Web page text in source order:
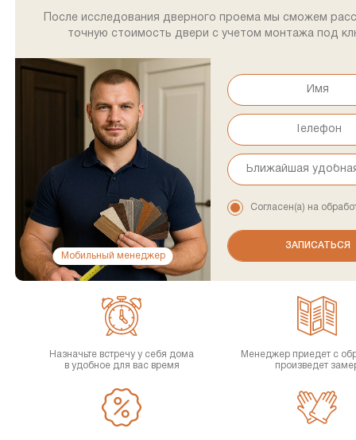
После исследования дверного проема мы сможем
точную стоимость двери с учетом монтажа под
Мобильный менеджер
Согласен(а) на
Назначьте встречу у себя дома
в удобное для вас время
Менеджер приедет с
произведет